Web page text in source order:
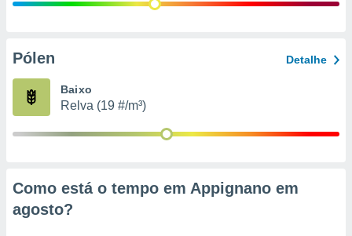
e
de
Pólen Detalhe
Baixo
Relva (19 #/m³)
Como está o tempo em Appignano em
agosto?